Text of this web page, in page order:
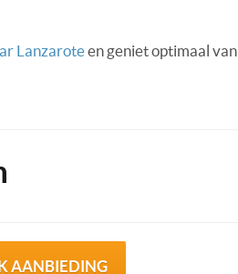
Lanzaroteen geniet optimaal van
AANBIEDING